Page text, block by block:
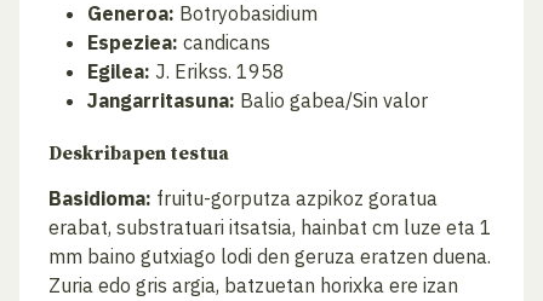
Generoa: Botryobasidium
Espeziea: candicans
Egilea: J. Erikss. 1958
Jangarritasuna: Balio gabea/Sin valor
Deskribapen testua
Basidioma: fruitu-gorputza azpikoz goratua
erabat, substratuari itsatsia, hainbat cm luze eta 1
mm baino gutxiago lodi den geruza eratzen duena.
Zuria edo gris argia, batzuetan horixka ere izan